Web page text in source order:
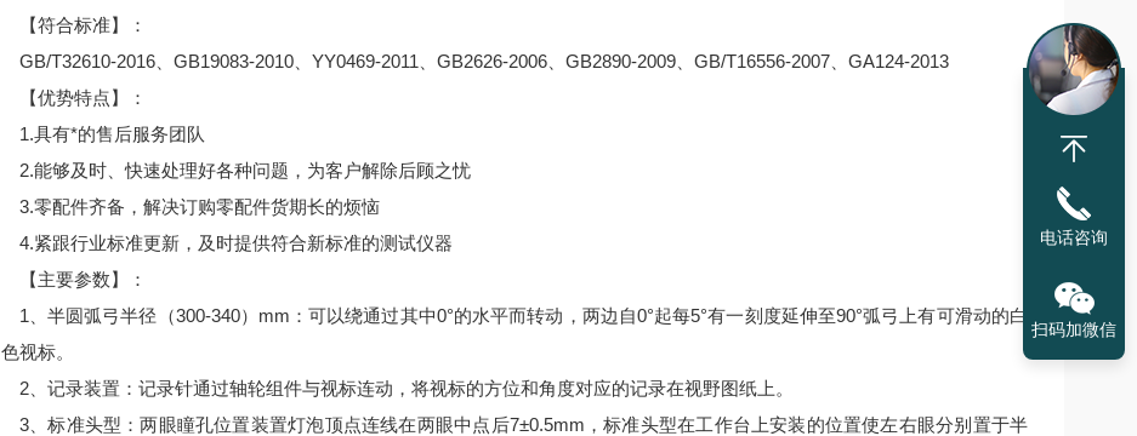
【符合标准】：
GB/T32610-2016、GB19083-2010、YY0469-2011、GB2626-2006、GB2890-2009、GB/T16556-2007、GA124-2013
【优势特点】：
1.具有*的售后服务团队
2.能够及时、快速处理好各种问题，为客户解除后顾之忧
3.零配件齐备，解决订购零配件货期长的烦恼
4.紧跟行业标准更新，及时提供符合新标准的测试仪器
【主要参数】：
1、半圆弧弓半径（300-340）mm：可以绕通过其中0°的水平而转动，两边自0°起每5°有一刻度延伸至90°弧弓上有可滑动的白
色视标。
2、记录装置：记录针通过轴轮组件与视标连动，将视标的方位和角度对应的记录在视野图纸上。
3、标准头型：两眼瞳孔位置装置灯泡顶点连线在两眼中点后7±0.5mm，标准头型在工作台上安装的位置使左右眼分别置于半
电话咨询
扫码加微信